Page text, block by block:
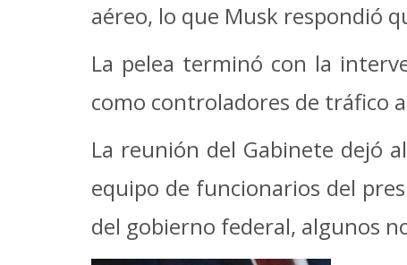
aéreo, lo que Musk respondió
La pelea terminó con la
como controladores de tráfico
La reunión del Gabinete dejó
equipo de funcionarios del
del gobierno federal, algunos